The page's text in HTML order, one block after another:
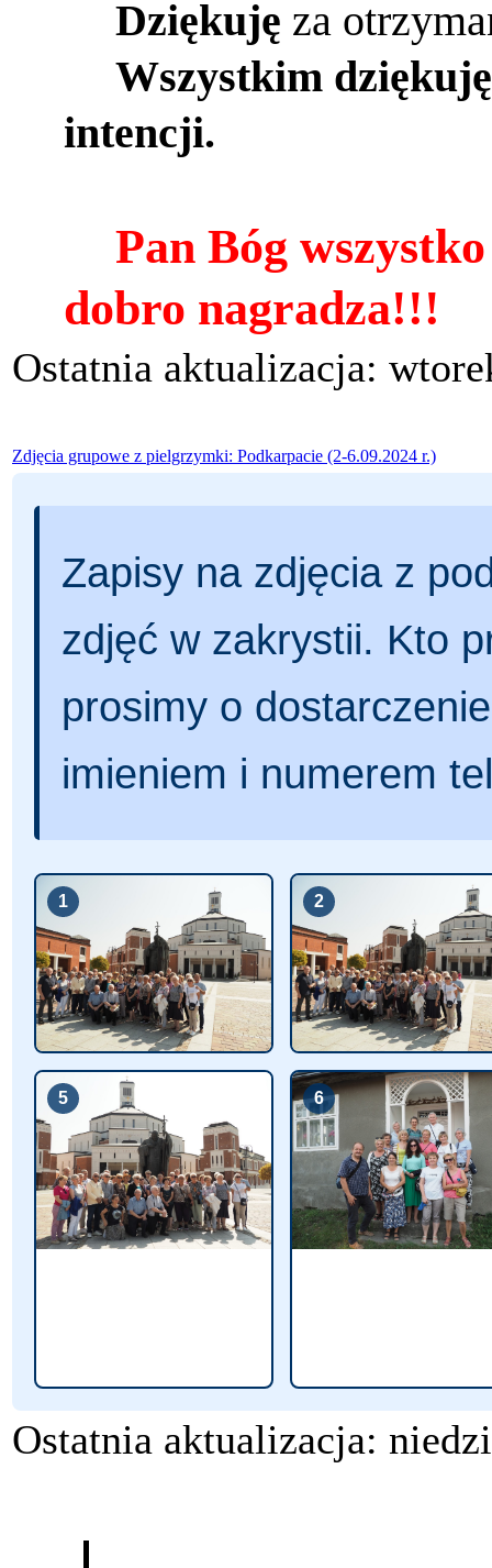
Dziękuję za
Wszystkim
intencji.
Pan Bóg
dobro nagradza!!!
Ostatnia aktualizacja:
Zdjęcia grupowe z pielgrzymki: Podkarpacie (2-6.09.2024 r.)
Zapisy na zdjęcia z
zdjęć w zakrystii. Kto
prosimy o
imieniem i numerem
1 2
5 6
Ostatnia aktualizacja: